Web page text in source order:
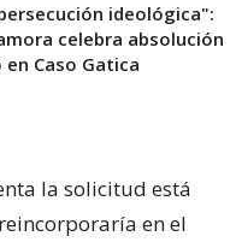
ideológica":
celebra absolución
en Caso Gatica
la solicitud está
en el